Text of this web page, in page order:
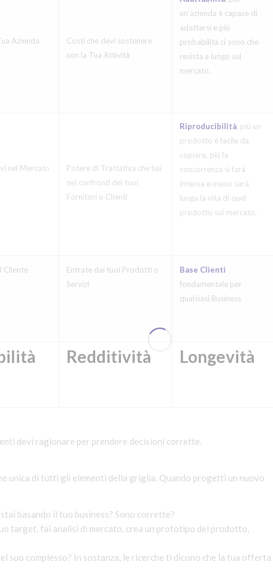
Azienda
Costi che devi sostenere
con la Tua Attività
un’azienda è capace di
adattarsi e più
probabilità ci sono che
resista a lungo sul
mercato.
nel Mercato
Potere di Trattativa che hai
nei confronti dei tuoi
Fornitori o Clienti
Riproducibilità, più un
prodotto è facile da
copiare, più la
concorrenza si farà
intensa e meno sarà
lunga la vita di quel
prodotto sul mercato.
Cliente
Entrate dai tuoi Prodotti o
Servizi
Base Clienti
fondamentale per
qualsiasi Business
Redditività Longevità
devi ragionare per prendere decisioni corrette.
unica di tutti gli elementi della griglia. Quando progetti un nuovo
basando il tuo business? Sono corrette?
target, fai analisi di mercato, crea un prototipo del prodotto,
suo complesso? In sostanza, le ricerche ti dicono che la tua offerta